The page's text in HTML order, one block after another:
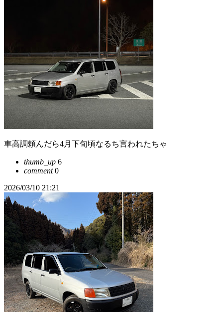
車高調頼んだら4月下旬頃なるち言われたちゃ
thumb_up 6
comment0
2026/03/10 21:21